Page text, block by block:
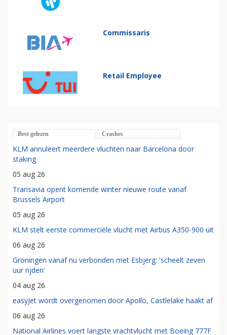
Commissaris
Retail Employee
Best gelezen Crashes
KLM annuleert meerdere vluchten naar Barcelona door
staking
05 aug 26
Transavia opent komende winter nieuwe route vanaf
Brussels Airport
05 aug 26
KLM stelt eerste commerciële vlucht met Airbus A350-900 uit
06 aug 26
Groningen vanaf nu verbonden met Esbjerg: 'scheelt zeven
uur rijden'
04 aug 26
easyJet wordt overgenomen door Apollo, Castlelake haakt af
06 aug 26
National Airlines voert langste vrachtvlucht met Boeing 777F